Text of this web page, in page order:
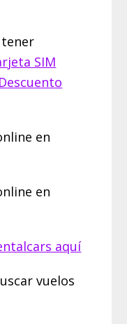
tener
SIM
en
en
aquí
vuelos